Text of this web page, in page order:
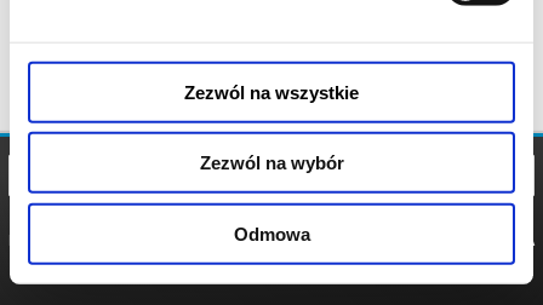
Zezwól na wszystkie
Zezwól na wybór
Odmowa
POLITYKA
POLITYKA